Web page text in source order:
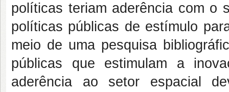
políticas teriam aderência com o
políticas públicas de estímulo
meio de uma pesquisa
públicas que estimulam a
aderência ao setor espacial